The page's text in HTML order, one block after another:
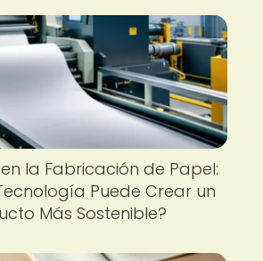
la Fabricación de Papel:
Puede Crear un
Más Sostenible?